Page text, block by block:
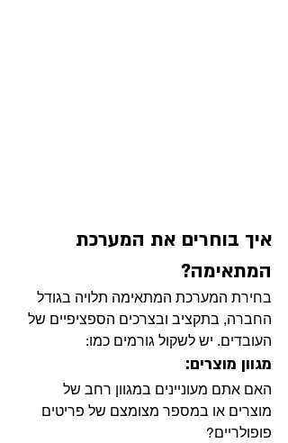
איך בוחרים את המערכת
המתאימה?
בחירת המערכת המתאימה תלויה בגודל
החברה, בתקציב ובצרכים הספציפיים של
העובדים. יש לשקול גורמים כמו:
מגוון מוצרים:
האם אתם מעוניינים במגוון רחב של
מוצרים או במספר מצומצם של פריטים
פופולריים?